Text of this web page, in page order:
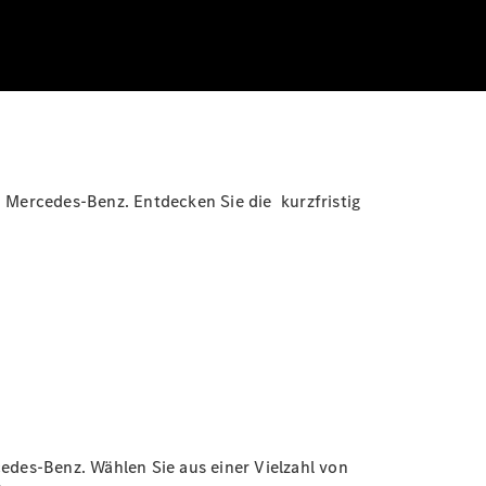
Mercedes-Benz. Entdecken Sie die kurzfristig
Benz. Wählen Sie aus einer Vielzahl von